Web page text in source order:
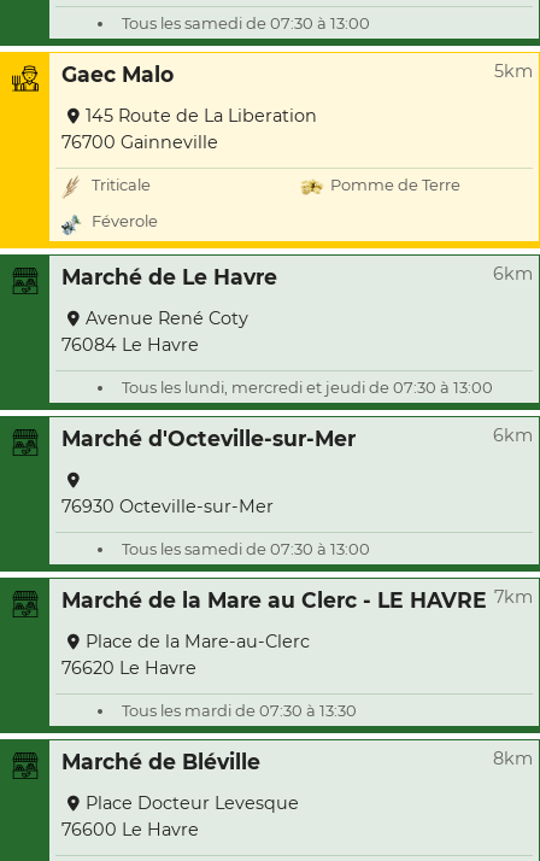
Tous les samedi de 07:30 à 13:00
Gaec Malo 5km
145 Route de La Liberation
76700 Gainneville
Triticale
Pomme de Terre
Féverole
Marché de Le Havre 6km
Avenue René Coty
76084 Le Havre
Tous les lundi, mercredi et jeudi de 07:30 à 13:00
Marché d'Octeville-sur-Mer 6km
76930 Octeville-sur-Mer
Tous les samedi de 07:30 à 13:00
Marché de la Mare au Clerc - LE HAVRE 7km
Place de la Mare-au-Clerc
76620 Le Havre
Tous les mardi de 07:30 à 13:30
Marché de Bléville 8km
Place Docteur Levesque
76600 Le Havre